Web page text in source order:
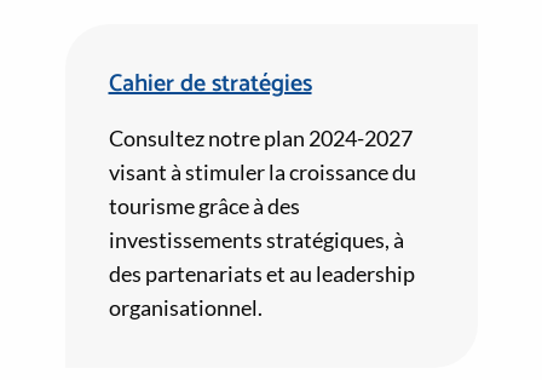
Cahier de stratégies
Consultez notre plan 2024-2027
visant à stimuler la croissance du
tourisme grâce à des
investissements stratégiques, à
des partenariats et au leadership
organisationnel.